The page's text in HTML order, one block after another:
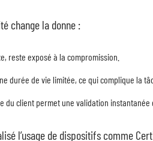
change la donne :
reste exposé à la compromission.
durée de vie limitée, ce qui complique la
du client permet une validation instantanée
l’usage de dispositifs comme